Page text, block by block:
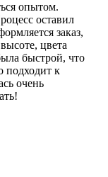
опытом.
оставил
заказ,
цвета
быстрой, что
подходит к
очень